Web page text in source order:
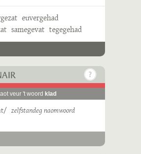
euvergehad
samegevat tegegehad
veur 't woord klad
zelfstandeg naomwoord